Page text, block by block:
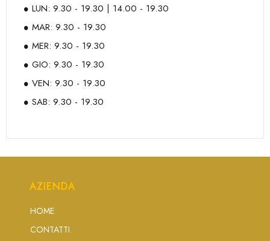
LUN: 9.30 - 19.30 | 14.00 - 19.30
MAR: 9.30 - 19.30
MER: 9.30 - 19.30
GIO: 9.30 - 19.30
VEN: 9.30 - 19.30
SAB: 9.30 - 19.30
AZIENDA
HOME
CONTATTI